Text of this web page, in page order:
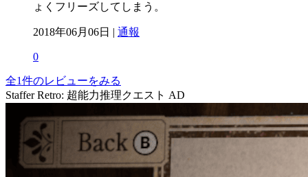
ょくフリーズしてしまう。
2018年06月06日 | 通報
0
全1件のレビューをみる
Staffer Retro: 超能力推理クエスト AD